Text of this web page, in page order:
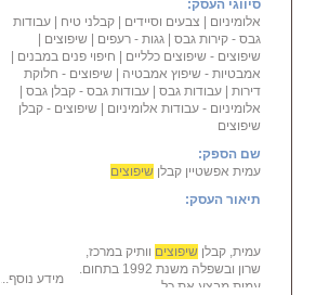
סיווגי העסק:
אלומיניום
צבעים וסיידים קבלני טיח
עבודות
גבס - קירות גבס| גגות - רעפים שיפוצים
שיפוצים - שיפוצים כלליים
חיפוי פנים במבנים
אמבטיות - שיפוץ אמבטיה
שיפוצים - חלוקת
דירות| עבודות גבס| עבודות גבס - קבלן גבס|
אלומיניום - עבודות אלומיניום
שיפוצים - קבלן
שיפוצים
שם הספק:
עמית אפשטיין קבלן שיפוצים
תיאור העסק:
עמית, קבלן שיפוצים וותיק במרכז,
שרון ובשפלה משנת 1992 בתחום.
עמית מבצע את כל
מידע נוסף...